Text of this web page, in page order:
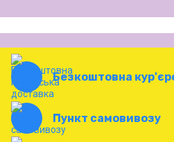
Безкоштовна
Пункт самовивозу